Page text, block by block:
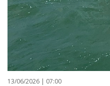
13/06/2026 | 07:00